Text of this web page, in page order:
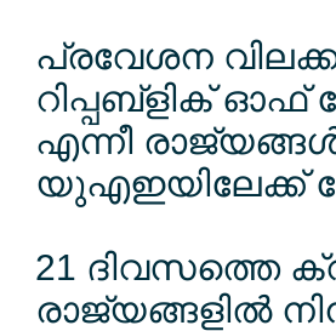
പ്രവേശന
റിപ്പബ്ളിക് ഓഫ്
എന്നീ
യുഎഇയിലേക്ക്
21 ദിവസത്തെ
രാജ്യങ്ങളില്‍